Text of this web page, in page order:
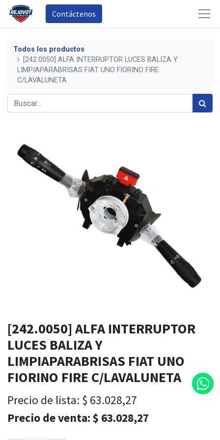
Contáctenos
Todos los productos
[242.0050] ALFA INTERRUPTOR LUCES BALIZA Y
LIMPIAPARABRISAS FIAT UNO FIORINO FIRE
C/LAVALUNETA
[242.0050] ALFA INTERRUPTOR
LUCES BALIZA Y
LIMPIAPARABRISAS FIAT UNO
FIORINO FIRE C/LAVALUNETA
Precio de lista: $ 63.028,27
Precio de venta: $ 63.028,27